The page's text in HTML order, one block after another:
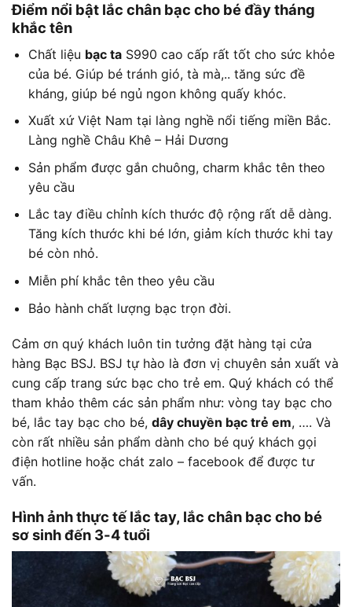
Điểm nổi bật lắc chân bạc cho bé đầy tháng
khắc tên
Chất liệu bạc taS990 cao cấp rất tốt cho sức khỏe
của bé. Giúp bé tránh gió, tà mà,.. tăng sức đề
kháng, giúp bé ngủ ngon không quấy khóc.
Xuất xứ Việt Nam tại làng nghề nổi tiếng miền Bắc.
Làng nghề Châu Khê – Hải Dương
Sản phẩm được gắn chuông, charm khắc tên theo
yêu cầu
Lắc tay điều chỉnh kích thước độ rộng rất dễ dàng.
Tăng kích thước khi bé lớn, giảm kích thước khi tay
bé còn nhỏ.
Miễn phí khắc tên theo yêu cầu
Bảo hành chất lượng bạc trọn đời.
Cảm ơn quý khách luôn tin tưởng đặt hàng tại cửa
hàng Bạc BSJ. BSJ tự hào là đơn vị chuyên sản xuất và
cung cấp trang sức bạc cho trẻ em. Quý khách có thể
tham khảo thêm các sản phẩm như: vòng tay bạc cho
bé, lắc tay bạc cho bé, dây chuyền bạc trẻ em, …. Và
còn rất nhiều sản phẩm dành cho bé quý khách gọi
điện hotline hoặc chát zalo – facebook để được tư
vấn.
Hình ảnh thực tế lắc tay, lắc chân bạc cho bé
sơ sinh đến 3-4 tuổi